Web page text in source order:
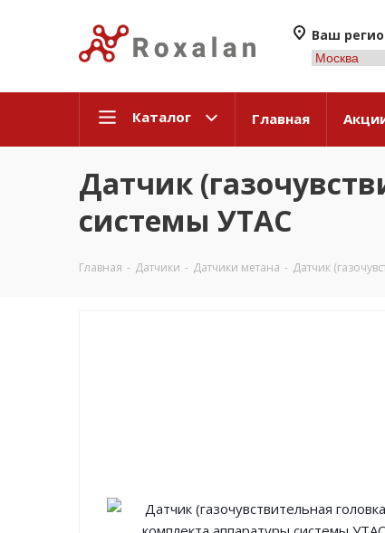
Ваш
Каталог Главная
Датчик
системы УТАС
Главная - Датчики - Датчики метана - Датчик